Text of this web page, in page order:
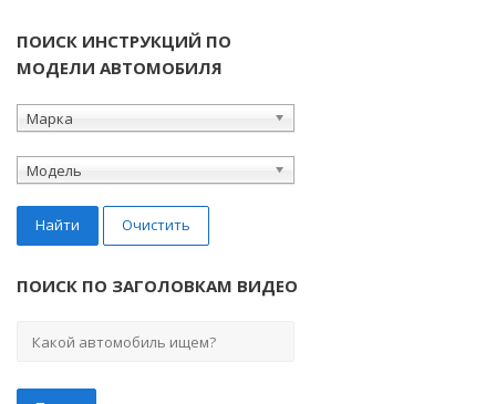
ПОИСК ИНСТРУКЦИЙ ПО
МОДЕЛИ АВТОМОБИЛЯ
Марка
Модель
Найти Очистить
ПОИСК ПО ЗАГОЛОВКАМ ВИДЕО